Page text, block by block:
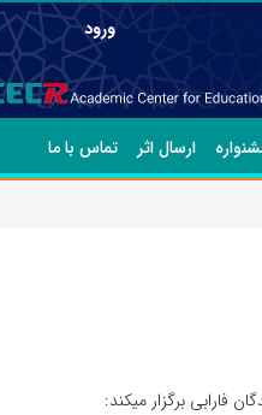
ورود
ارسال اثر تماس با ما
فارابی برگزار میکند: